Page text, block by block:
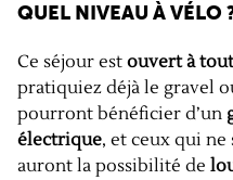
QUEL NIVEAU À VÉLO
Ce séjour est ouvert à
pratiquiez déjà le gravel
pourront bénéficier d’un
électrique, et ceux qui ne
auront la possibilité de